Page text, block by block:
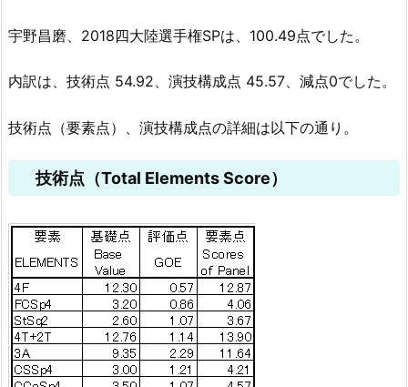
宇野昌磨、2018四大陸選手権SPは、100.49点でした。
内訳は、技術点 54.92、演技構成点 45.57、減点0でした。
技術点（要素点）、演技構成点の詳細は以下の通り。
技術点（Total Elements Score）